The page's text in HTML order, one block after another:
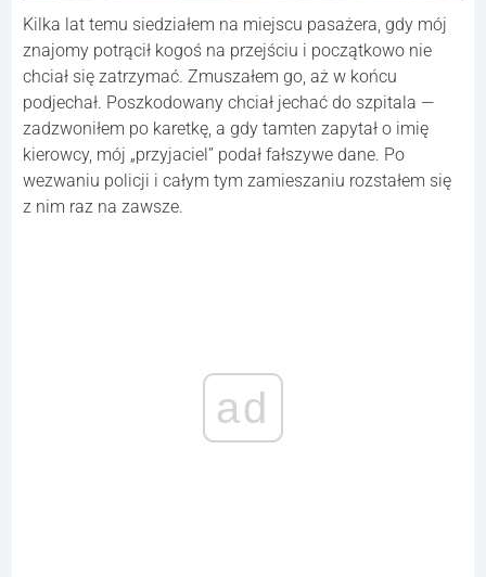
Kilka lat temu siedziałem na miejscu pasażera, gdy mój
znajomy potrącił kogoś na przejściu i początkowo nie
chciał się zatrzymać. Zmuszałem go, aż w końcu
podjechał. Poszkodowany chciał jechać do szpitala —
zadzwoniłem po karetkę, a gdy tamten zapytał o imię
kierowcy, mój „przyjaciel” podał fałszywe dane. Po
wezwaniu policji i całym tym zamieszaniu rozstałem się
z nim raz na zawsze.
ad